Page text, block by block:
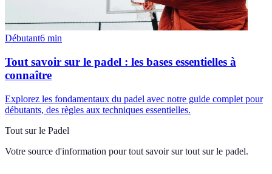
Débutant6 min
Tout savoir sur le padel : les bases essentielles à
connaître
Explorez les fondamentaux du padel avec notre guide complet pour
débutants, des règles aux techniques essentielles.
Tout sur le Padel
Votre source d'information pour tout savoir sur tout sur le padel.